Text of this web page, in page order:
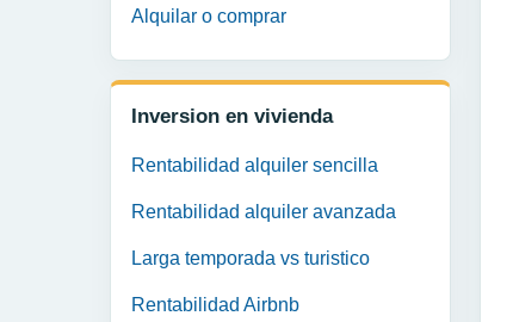
Alquilar o comprar
Inversion en vivienda
Rentabilidad alquiler sencilla
Rentabilidad alquiler avanzada
Larga temporada vs turistico
Rentabilidad Airbnb